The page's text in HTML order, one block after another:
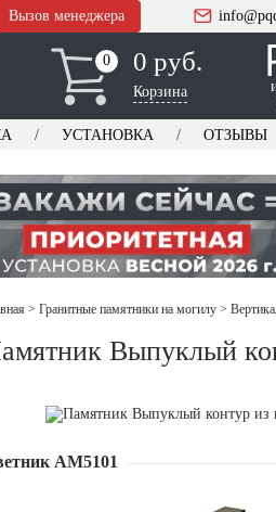
Вызов менеджера
0
0 0 руб.
Корзина
УСТАНОВКА ОТЗЫВЫ
> Гранитные памятники на могилу >
Выпуклый
АМ5101